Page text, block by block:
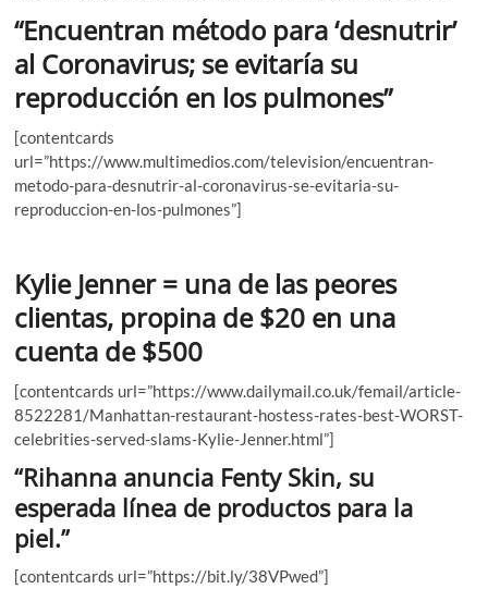
“Encuentran método para ‘desnutrir’
al Coronavirus; se evitaría su
reproducción en los pulmones”
[contentcards
url=”https://www.multimedios.com/television/encuentran-
metodo-para-desnutrir-al-coronavirus-se-evitaria-su-
reproduccion-en-los-pulmones”]
Kylie Jenner = una de las peores
clientas, propina de $20 en una
cuenta de $500
[contentcards url=”https://www.dailymail.co.uk/femail/article-
8522281/Manhattan-restaurant-hostess-rates-best-WORST-
celebrities-served-slams-Kylie-Jenner.html”]
“Rihanna anuncia Fenty Skin, su
esperada línea de productos para la
piel.”
[contentcards url=”https://bit.ly/38VPwed”]